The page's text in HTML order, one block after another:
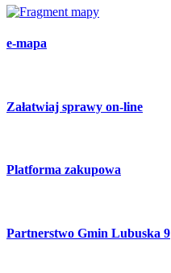
e-mapa
Załatwiaj sprawy on-line
Platforma zakupowa
Partnerstwo Gmin Lubuska 9